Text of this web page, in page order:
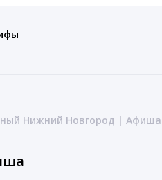
Нижний Новгород | Афиша